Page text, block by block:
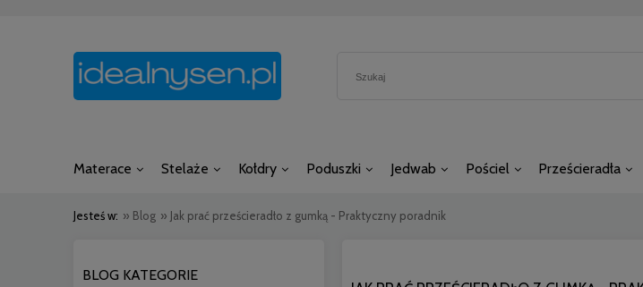
Materace Stelaże Kołdry Poduszki Jedwab Pościel Prześcieradła
Jesteś w: » Blog » Jak prać prześcieradło z gumką - Praktyczny poradnik
BLOG KATEGORIE